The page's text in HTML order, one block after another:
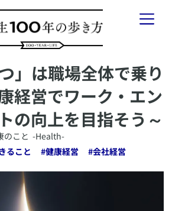
方」とは
-
-
- Business
」は職場全体で乗り
経営でワーク・エン
の向上を目指そう～
のこと -Health-
ること #健康経営 #会社経営